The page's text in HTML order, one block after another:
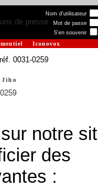
Nom d'utilisateur
Mot de passe
S'en souvenir
Iconovox
Jiho
notre
des
: